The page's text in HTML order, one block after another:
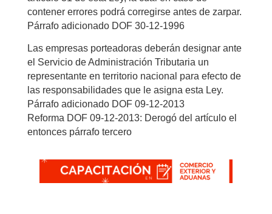
contener errores podrá corregirse antes de zarpar.
Párrafo adicionado DOF 30-12-1996
Las empresas porteadoras deberán designar ante
el Servicio de Administración Tributaria un
representante en territorio nacional para efecto de
las responsabilidades que le asigna esta Ley.
Párrafo adicionado DOF 09-12-2013
Reforma DOF 09-12-2013: Derogó del artículo el
entonces párrafo tercero